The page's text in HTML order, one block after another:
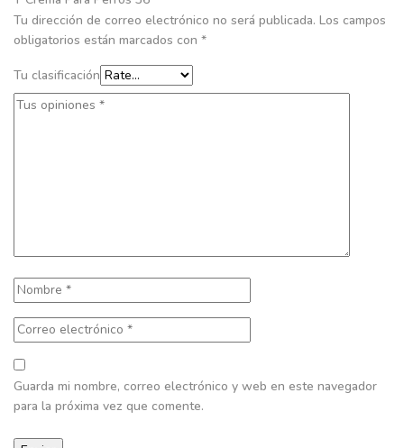
Tu dirección de correo electrónico no será publicada. Los campos
obligatorios están marcados con *
Tu clasificación
Guarda mi nombre, correo electrónico y web en este navegador
para la próxima vez que comente.